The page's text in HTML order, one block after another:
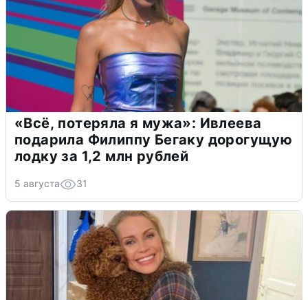
«Всё, потеряла я мужа»: Ивлеева
подарила Филиппу Бегаку дорогущую
лодку за 1,2 млн рублей
5 августа 31